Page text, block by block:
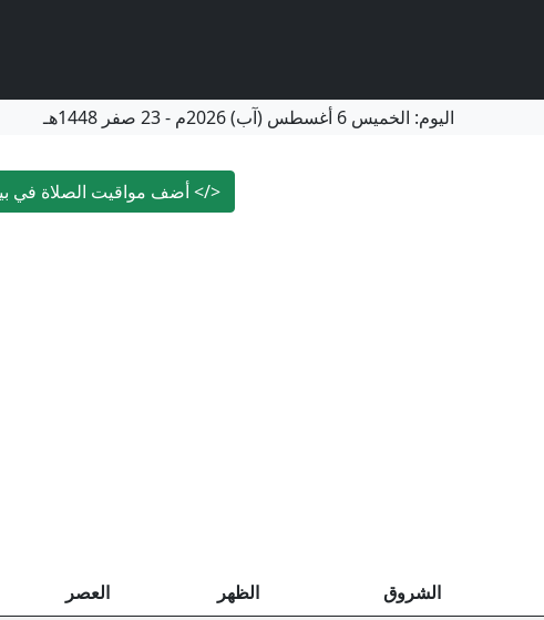
اليوم: الخميس 6 أغسطس (آب) 2026م -23 صفر 1448هـ
</>أضف مواقيت الصلاة في
الشروق الظهر العصر